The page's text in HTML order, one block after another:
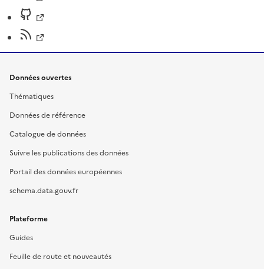
Données ouvertes
Thématiques
Données de référence
Catalogue de données
Suivre les publications des données
Portail des données européennes
schema.data.gouv.fr
Plateforme
Guides
Feuille de route et nouveautés